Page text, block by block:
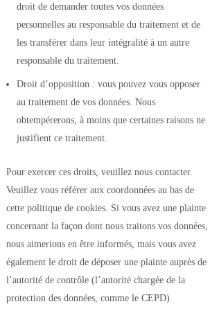
droit de demander toutes vos données
personnelles au responsable du traitement et de
les transférer dans leur intégralité à un autre
responsable du traitement.
Droit d’opposition : vous pouvez vous opposer
au traitement de vos données. Nous
obtempérerons, à moins que certaines raisons ne
justifient ce traitement.
Pour exercer ces droits, veuillez nous contacter.
Veuillez vous référer aux coordonnées au bas de
cette politique de cookies. Si vous avez une plainte
concernant la façon dont nous traitons vos données,
nous aimerions en être informés, mais vous avez
également le droit de déposer une plainte auprès de
l’autorité de contrôle (l’autorité chargée de la
protection des données, comme le CEPD).